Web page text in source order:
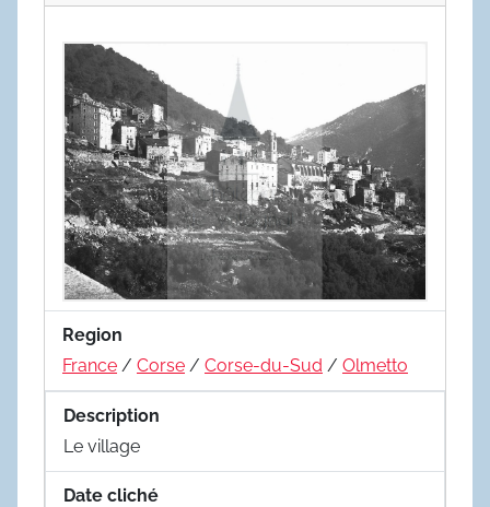
Region
France / Corse / Corse-du-Sud / Olmetto
Description
Le village
Date cliché